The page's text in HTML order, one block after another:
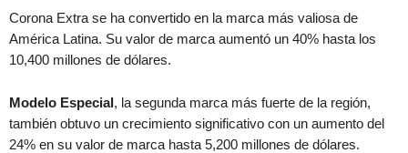
Corona Extra se ha convertido en la marca más valiosa de
América Latina. Su valor de marca aumentó un 40% hasta los
10,400 millones de dólares.
Modelo Especial, la segunda marca más fuerte de la región,
también obtuvo un crecimiento significativo con un aumento del
24% en su valor de marca hasta 5,200 millones de dólares.